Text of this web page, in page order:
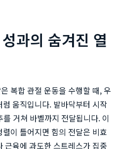
과의 숨겨진 열
복합 관절 운동을 수행할 때, 우
움직입니다. 발바닥부터 시작
거쳐 바벨까지 전달됩니다. 이
이 틀어지면 힘의 전달은 비효
근육에 과도한 스트레스가 집중